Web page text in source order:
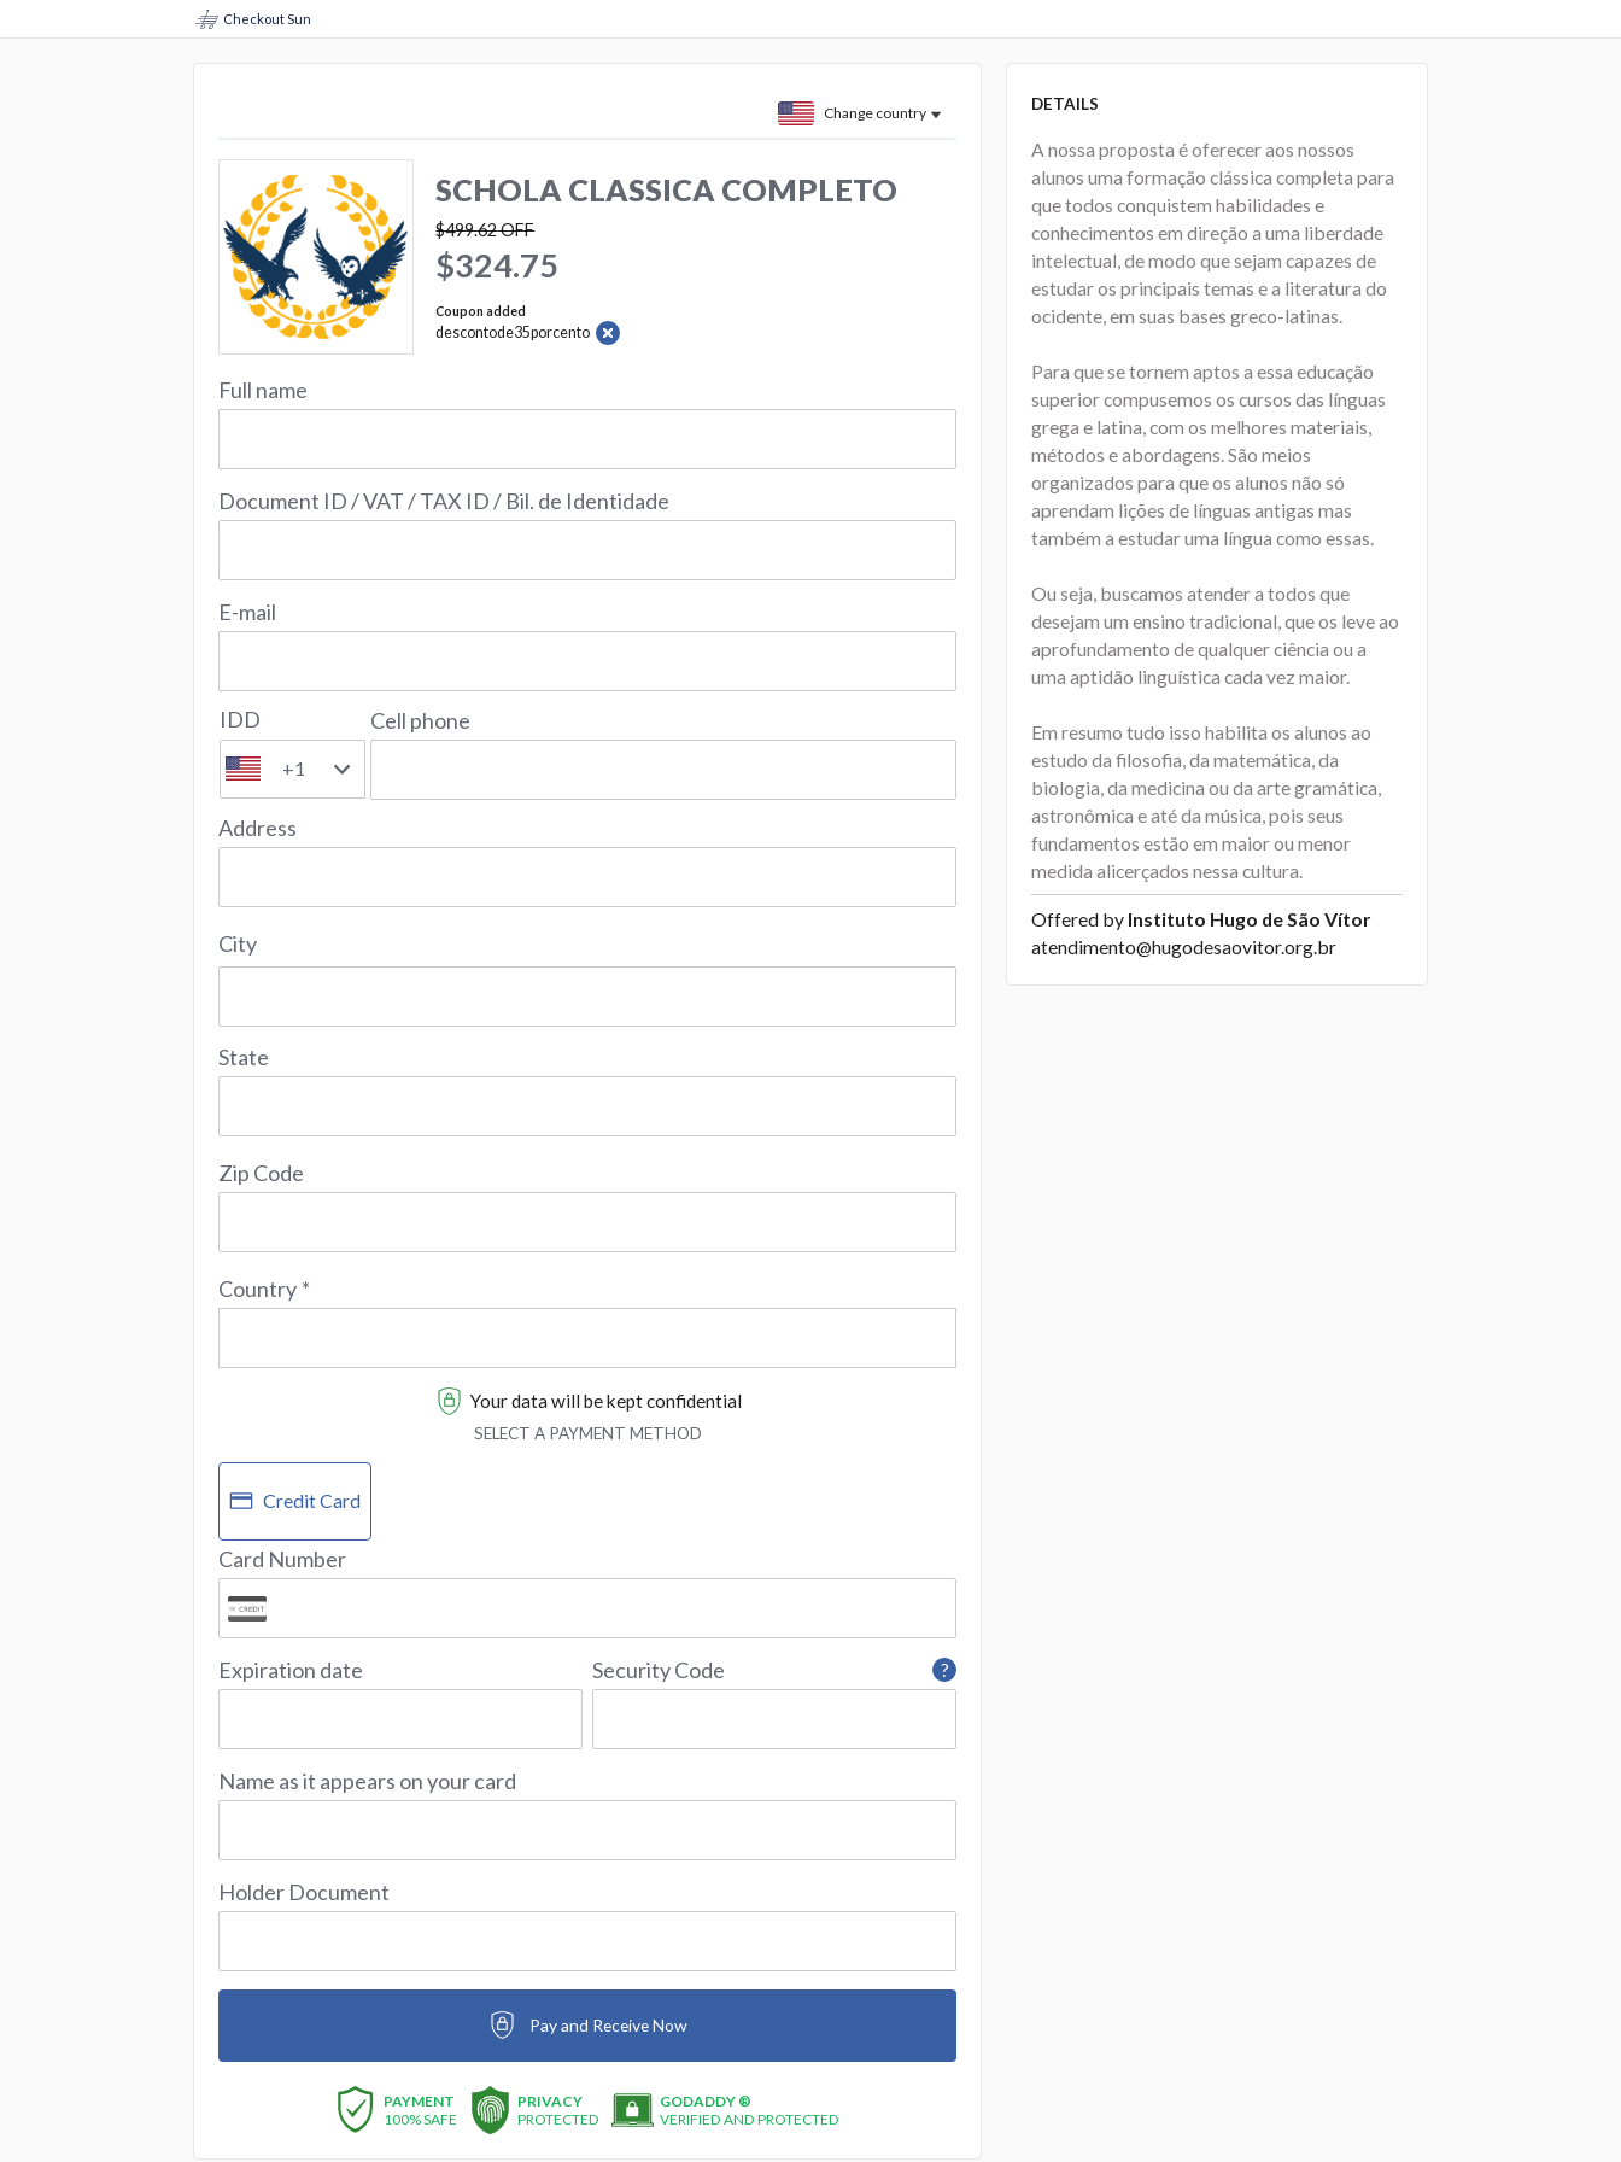
Checkout Sun
Change country
SCHOLA CLASSICA COMPLETO
$499.62OFF
$324.75
Coupon added
descontode35porcento
Full name
Document ID / VAT / TAX ID / Bil. de Identidade
E-mail
IDD
+1
Cell phone
Address
City
State
Zip Code
Country *
Your data will be kept confidential
SELECT A PAYMENT METHOD
Credit Card
Card Number
Expiration date ?
Security Code
Name as it appears on your card
Holder Document
Pay and Receive Now
PAYMENT
100% SAFE
PRIVACY
PROTECTED
GODADDY ®
VERIFIED AND PROTECTED
DETAILS
A nossa proposta é oferecer aos nossos
alunos uma formação clássica completa para
que todos conquistem habilidades e
conhecimentos em direção a uma liberdade
intelectual, de modo que sejam capazes de
estudar os principais temas e a literatura do
ocidente, em suas bases greco-latinas.
Para que se tornem aptos a essa educação
superior compusemos os cursos das línguas
grega e latina, com os melhores materiais,
métodos e abordagens. São meios
organizados para que os alunos não só
aprendam lições de línguas antigas mas
também a estudar uma língua como essas.
Ou seja, buscamos atender a todos que
desejam um ensino tradicional, que os leve ao
aprofundamento de qualquer ciência ou a
uma aptidão linguística cada vez maior.
Em resumo tudo isso habilita os alunos ao
estudo da filosofia, da matemática, da
biologia, da medicina ou da arte gramática,
astronômica e até da música, pois seus
fundamentos estão em maior ou menor
medida alicerçados nessa cultura.
Offered by Instituto Hugo de São Vítor
atendimento@hugodesaovitor.org.br